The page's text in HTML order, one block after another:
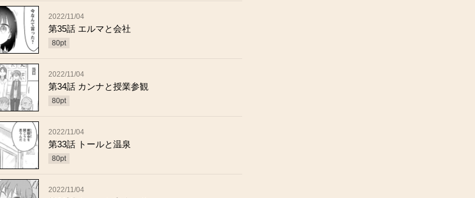
2022/11/04
第35話 エルマと会社
80pt
2022/11/04
第34話 カンナと授業参観
80pt
2022/11/04
第33話 トールと温泉
80pt
2022/11/04